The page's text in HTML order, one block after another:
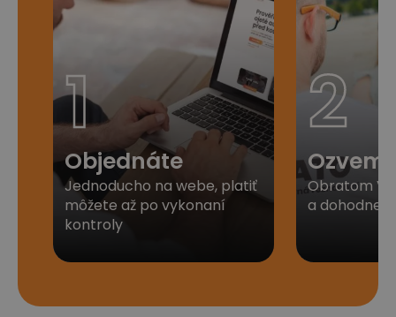
1
Objednáte
Jednoducho na webe, platiť
môžete až po vykonaní
kontroly
2
Obratom
a